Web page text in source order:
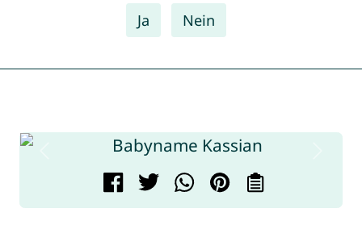
Ja Nein